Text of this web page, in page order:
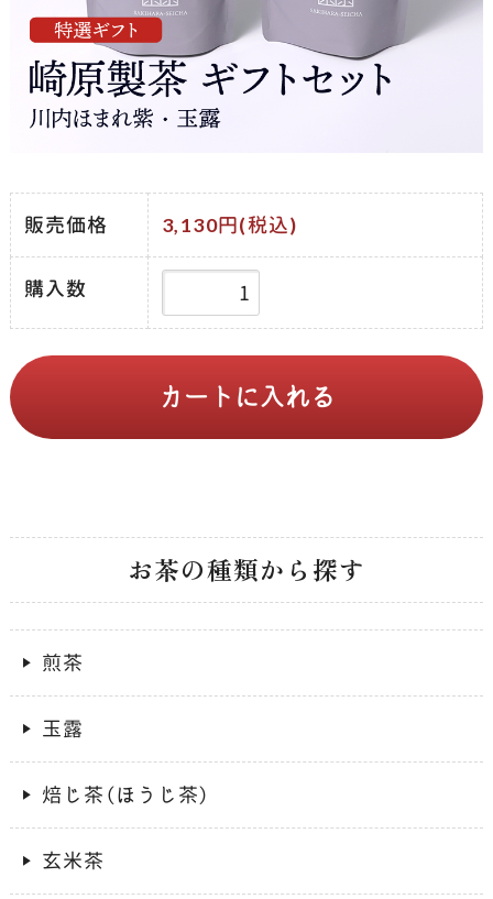
販売価格 3,130円(税込)
購入数
お茶の種類から探す
煎茶
玉露
焙じ茶（ほうじ茶）
玄米茶